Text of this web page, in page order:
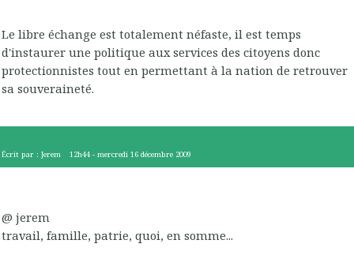
Le libre échange est totalement néfaste, il est temps
d'instaurer une politique aux services des citoyens donc
protectionnistes tout en permettant à la nation de retrouver
sa souveraineté.
Écrit par : Jerem 12h44 -mercredi 16 décembre 2009
@ jerem
travail, famille, patrie, quoi, en somme...